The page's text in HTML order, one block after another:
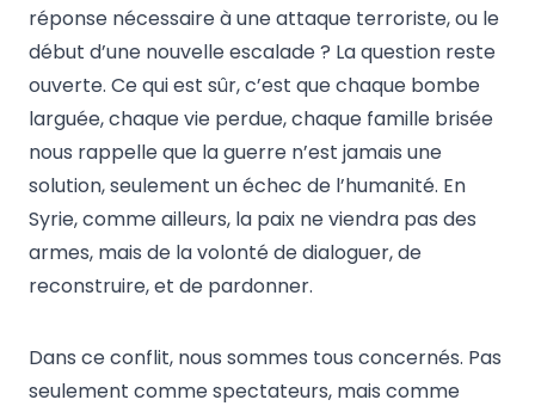
réponse nécessaire à une attaque terroriste, ou le
début d’une nouvelle escalade ? La question reste
ouverte. Ce qui est sûr, c’est que chaque bombe
larguée, chaque vie perdue, chaque famille brisée
nous rappelle que la guerre n’est jamais une
solution, seulement un échec de l’humanité. En
Syrie, comme ailleurs, la paix ne viendra pas des
armes, mais de la volonté de dialoguer, de
reconstruire, et de pardonner.
Dans ce conflit, nous sommes tous concernés. Pas
seulement comme spectateurs, mais comme